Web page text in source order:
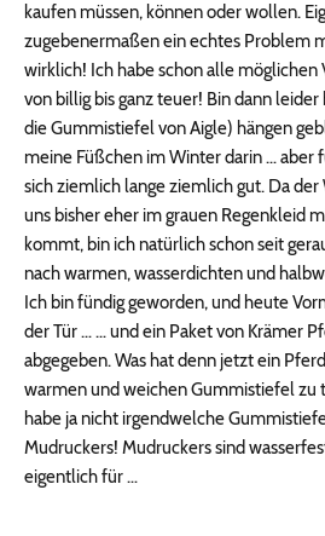
kaufen müssen, können oder wollen.
zugebenermaßen ein echtes Problem
wirklich! Ich habe schon alle möglichen
von billig bis ganz teuer! Bin dann
die Gummistiefel von Aigle) hängen
meine Füßchen im Winter darin … aber
sich ziemlich lange ziemlich gut. Da der
uns bisher eher im grauen Regenkleid
kommt, bin ich natürlich schon seit
nach warmen, wasserdichten und
Ich bin fündig geworden, und heute
der Tür … … und ein Paket von Krämer
abgegeben. Was hat denn jetzt ein
warmen und weichen Gummistiefel zu
habe ja nicht irgendwelche
Mudruckers! Mudruckers sind
eigentlich für …